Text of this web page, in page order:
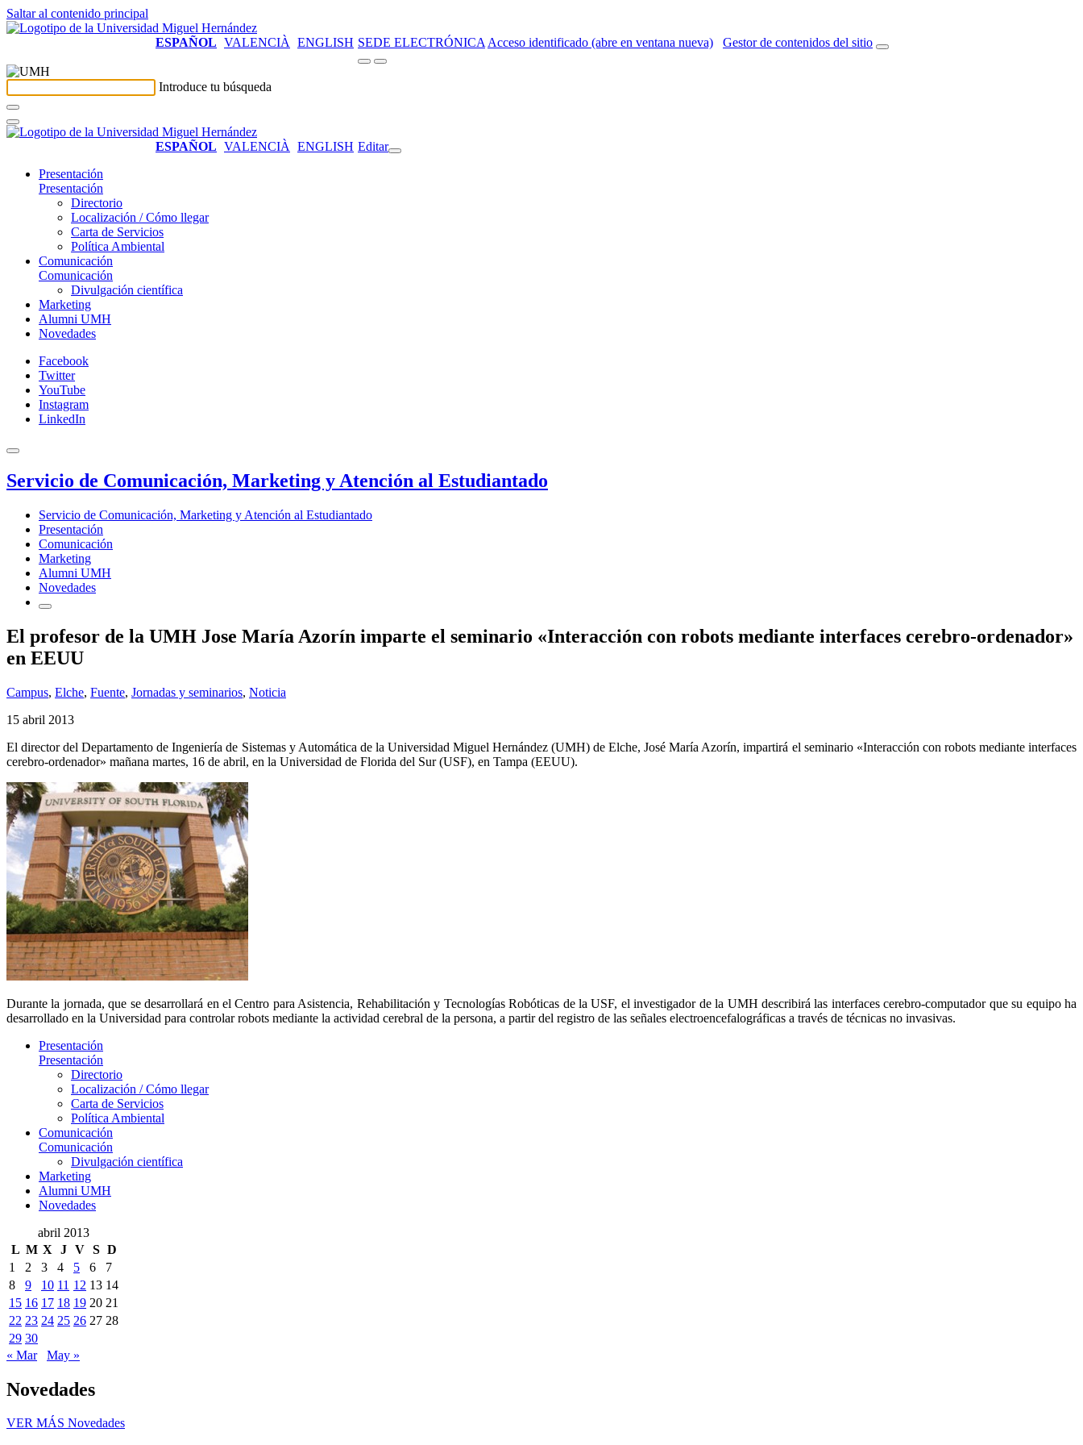
Saltar al contenido principal
ESPAÑOL VALENCIÀ ENGLISH SEDE ELECTRÓNICA Acceso identificado (abre en ventana nueva) Gestor de contenidos del sitio
Introduce tu búsqueda
ESPAÑOL VALENCIÀ ENGLISH Editar
Presentación
Presentación
Directorio
Localización / Cómo llegar
Carta de Servicios
Política Ambiental
Comunicación
Comunicación
Divulgación científica
Marketing
Alumni UMH
Novedades
Facebook
Twitter
YouTube
Instagram
LinkedIn
Servicio de Comunicación, Marketing y Atención al Estudiantado
Servicio de Comunicación, Marketing y Atención al Estudiantado
Presentación
Comunicación
Marketing
Alumni UMH
Novedades
El profesor de la UMH Jose María Azorín imparte el seminario «Interacción con robots mediante interfaces cerebro-ordenador»
en EEUU
Campus, Elche, Fuente, Jornadas y seminarios, Noticia
15 abril 2013
El director del Departamento de Ingeniería de Sistemas y Automática de la Universidad Miguel Hernández (UMH) de Elche, José María Azorín, impartirá el seminario «Interacción con robots mediante interfaces
cerebro-ordenador» mañana martes, 16 de abril, en la Universidad de Florida del Sur (USF), en Tampa (EEUU).
Durante la jornada, que se desarrollará en el Centro para Asistencia, Rehabilitación y Tecnologías Robóticas de la USF, el investigador de la UMH describirá las interfaces cerebro-computador que su equipo ha
desarrollado en la Universidad para controlar robots mediante la actividad cerebral de la persona, a partir del registro de las señales electroencefalográficas a través de técnicas no invasivas.
Presentación
Presentación
Directorio
Localización / Cómo llegar
Carta de Servicios
Política Ambiental
Comunicación
Comunicación
Divulgación científica
Marketing
Alumni UMH
Novedades
abril 2013
L M X J V S D
1
2 3 4 5 6
7
8
9 10 11 12 13 14
15 16 17 18 19 20 21
22 23 24 25 26 27 28
29 30
« Mar
May »
Novedades
VER MÁS Novedades